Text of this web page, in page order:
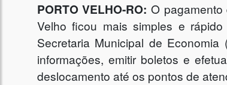
PORTO VELHO-RO: O pagamento
Velho ficou mais simples e
Secretaria Municipal de
informações, emitir boletos e
deslocamento até os pontos de